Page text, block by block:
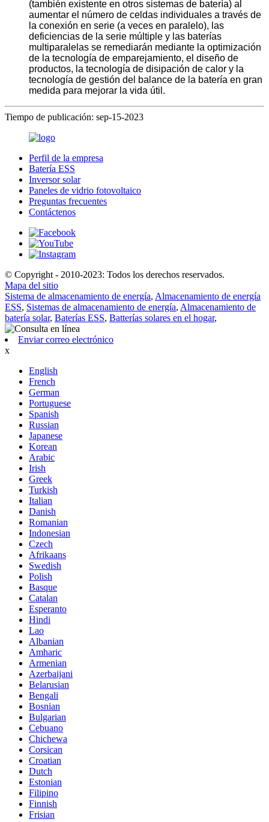
(también existente en otros sistemas de batería) al
aumentar el número de celdas individuales a través de
la conexión en serie (a veces en paralelo), las
deficiencias de la serie múltiple y las baterías
multiparalelas se remediarán mediante la optimización
de la tecnología de emparejamiento, el diseño de
productos, la tecnología de disipación de calor y la
tecnología de gestión del balance de la batería en gran
medida para mejorar la vida útil.
Tiempo de publicación: sep-15-2023
Perfil de la empresa
Batería ESS
Inversor solar
Paneles de vidrio fotovoltaico
Preguntas frecuentes
Contáctenos
© Copyright - 2010-2023: Todos los derechos reservados.
Mapa del sitio
Sistema de almacenamiento de energía, Almacenamiento de energía
ESS, Sistemas de almacenamiento de energía, Almacenamiento de
batería solar, Baterías ESS, Batterías solares en el hogar,
Enviar correo electrónico
x
English
French
German
Portuguese
Spanish
Russian
Japanese
Korean
Arabic
Irish
Greek
Turkish
Italian
Danish
Romanian
Indonesian
Czech
Afrikaans
Swedish
Polish
Basque
Catalan
Esperanto
Hindi
Lao
Albanian
Amharic
Armenian
Azerbaijani
Belarusian
Bengali
Bosnian
Bulgarian
Cebuano
Chichewa
Corsican
Croatian
Dutch
Estonian
Filipino
Finnish
Frisian